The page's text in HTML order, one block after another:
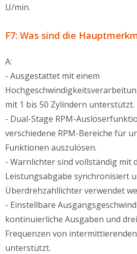
U/min.
F7: Was sind die
A:
- Ausgestattet mit einem
mit 1 bis 50 Zylindern unterstützt.
- Dual-Stage RPM-
verschiedene RPM-Bereiche für
Funktionen auszulösen.
- Warnlichter sind vollständig mit
Leistungsabgabe synchronisiert
Überdrehzahllichter verwendet
- Einstellbare
kontinuierliche Ausgaben und
Frequenzen von
unterstützt.